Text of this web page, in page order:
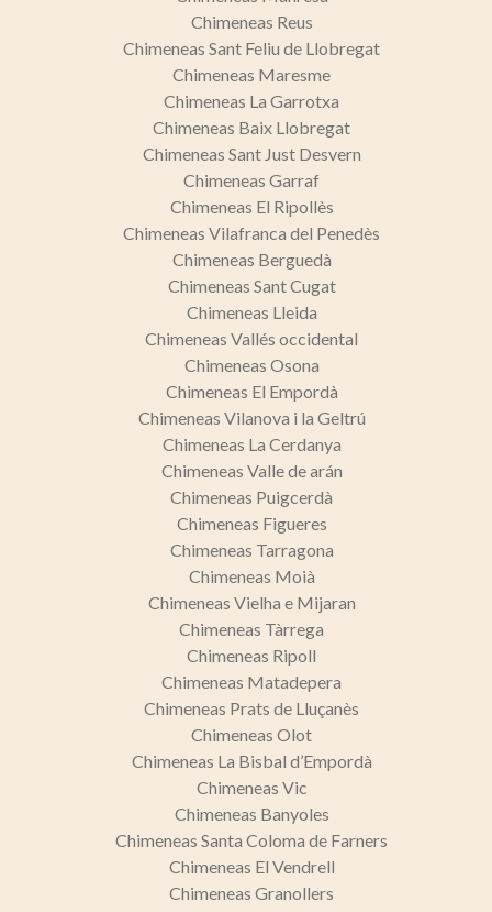
Chimeneas Reus
Chimeneas Sant Feliu de Llobregat
Chimeneas Maresme
Chimeneas La Garrotxa
Chimeneas Baix Llobregat
Chimeneas Sant Just Desvern
Chimeneas Garraf
Chimeneas El Ripollès
Chimeneas Vilafranca del Penedès
Chimeneas Berguedà
Chimeneas Sant Cugat
Chimeneas Lleida
Chimeneas Vallés occidental
Chimeneas Osona
Chimeneas El Empordà
Chimeneas Vilanova i la Geltrú
Chimeneas La Cerdanya
Chimeneas Valle de arán
Chimeneas Puigcerdà
Chimeneas Figueres
Chimeneas Tarragona
Chimeneas Moià
Chimeneas Vielha e Mijaran
Chimeneas Tàrrega
Chimeneas Ripoll
Chimeneas Matadepera
Chimeneas Prats de Lluçanès
Chimeneas Olot
Chimeneas La Bisbal d’Empordà
Chimeneas Vic
Chimeneas Banyoles
Chimeneas Santa Coloma de Farners
Chimeneas El Vendrell
Chimeneas Granollers
Marketing y publicidad
sobre las preferencias y elecciones personales del usuario
a través de la observación continuada de sus hábitos de
navegación. Gracias a ellas, podemos conocer los hábitos
de navegación en el sitio web y mostrar publicidad
relacionada con el perfil de navegación del usuario.